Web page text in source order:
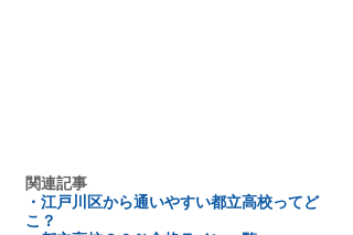
関連記事
・ 江戸川区から通いやすい都立高校ってど
こ？